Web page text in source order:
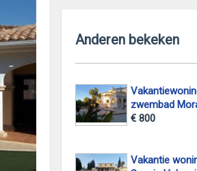
Anderen bekeken
zwembad
€ 800
Vakantie